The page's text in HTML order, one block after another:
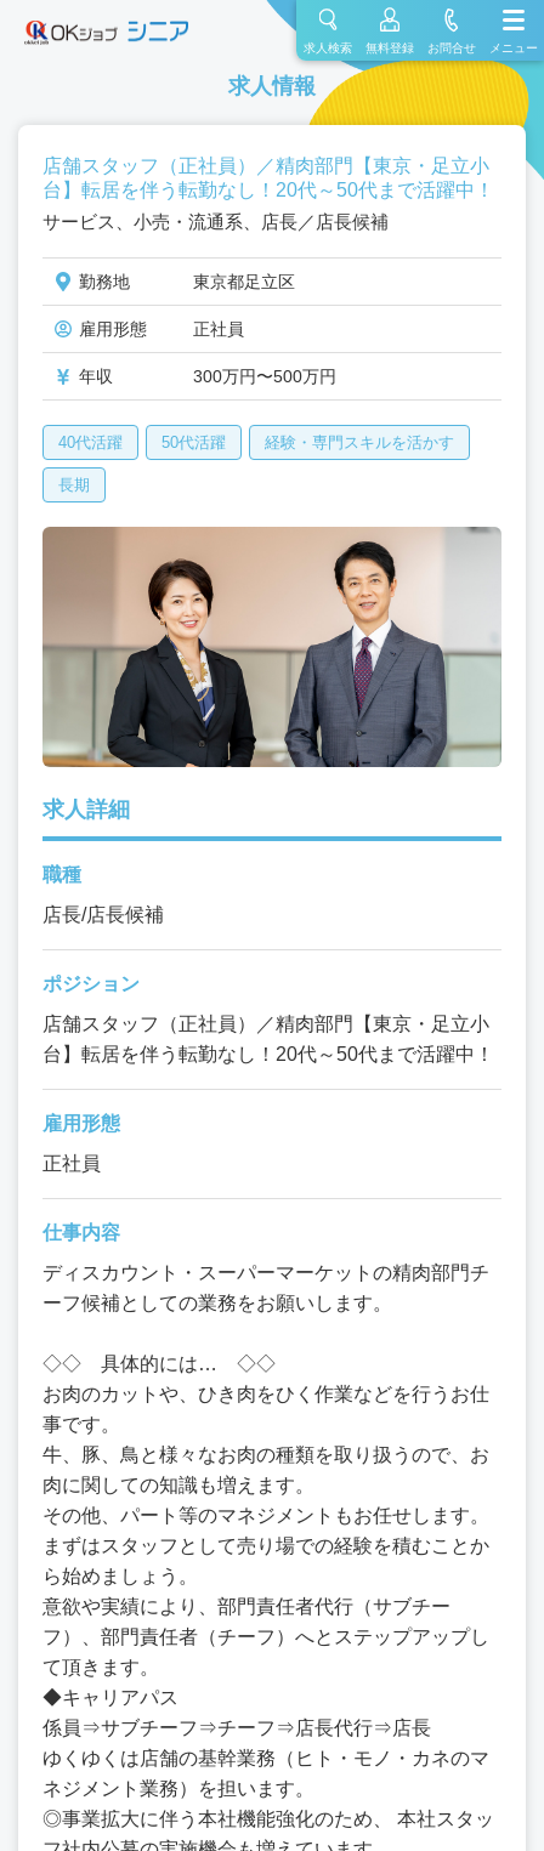
求人検索 無料登録 お問合せ メニュー
求人情報
店舗スタッフ（正社員）／精肉部門【東京・足立小
台】転居を伴う転勤なし！20代～50代まで活躍中！
サービス、小売・流通系、店長／店長候補
勤務地 東京都足立区
雇用形態 正社員
年収 300万円〜500万円
40代活躍 50代活躍 経験・専門スキルを活かす
長期
求人詳細
職種
店長/店長候補
ポジション
店舗スタッフ（正社員）／精肉部門【東京・足立小
台】転居を伴う転勤なし！20代～50代まで活躍中！
雇用形態
正社員
仕事内容
ディスカウント・スーパーマーケットの精肉部門チ
ーフ候補としての業務をお願いします。
◇◇ 具体的には… ◇◇
お肉のカットや、ひき肉をひく作業などを行うお仕
事です。
牛、豚、鳥と様々なお肉の種類を取り扱うので、お
肉に関しての知識も増えます。
その他、パート等のマネジメントもお任せします。
まずはスタッフとして売り場での経験を積むことか
ら始めましょう。
意欲や実績により、部門責任者代行（サブチー
フ）、部門責任者（チーフ）へとステップアップし
て頂きます。
◆キャリアパス
係員⇒サブチーフ⇒チーフ⇒店長代行⇒店長
ゆくゆくは店舗の基幹業務（ヒト・モノ・カネのマ
ネジメント業務）を担います。
◎事業拡大に伴う本社機能強化のため、 本社スタッ